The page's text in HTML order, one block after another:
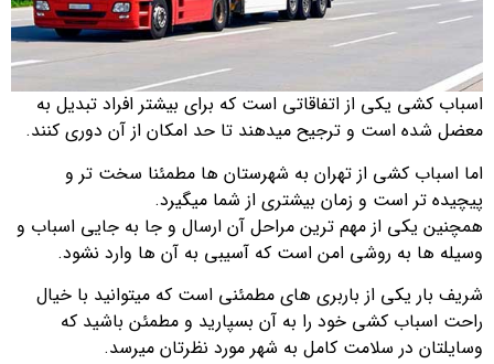
اسباب کشی یکی از اتفاقاتی است که برای بیشتر افراد تبدیل به
معضل شده است و ترجیح میدهند تا حد امکان از آن دوری کنند.
اما اسباب کشی از تهران به شهرستان ها مطمئنا سخت تر و
پیچیده تر است و زمان بیشتری از شما میگیرد.
همچنین یکی از مهم ترین مراحل آن ارسال و جا به جایی اسباب و
وسیله ها به روشی امن است که آسیبی به آن ها وارد نشود.
شریف بار یکی از باربری های مطمئنی است که میتوانید با خیال
راحت اسباب کشی خود را به آن بسپارید و مطمئن باشید که
وسایلتان در سلامت کامل به شهر مورد نظرتان میرسد.